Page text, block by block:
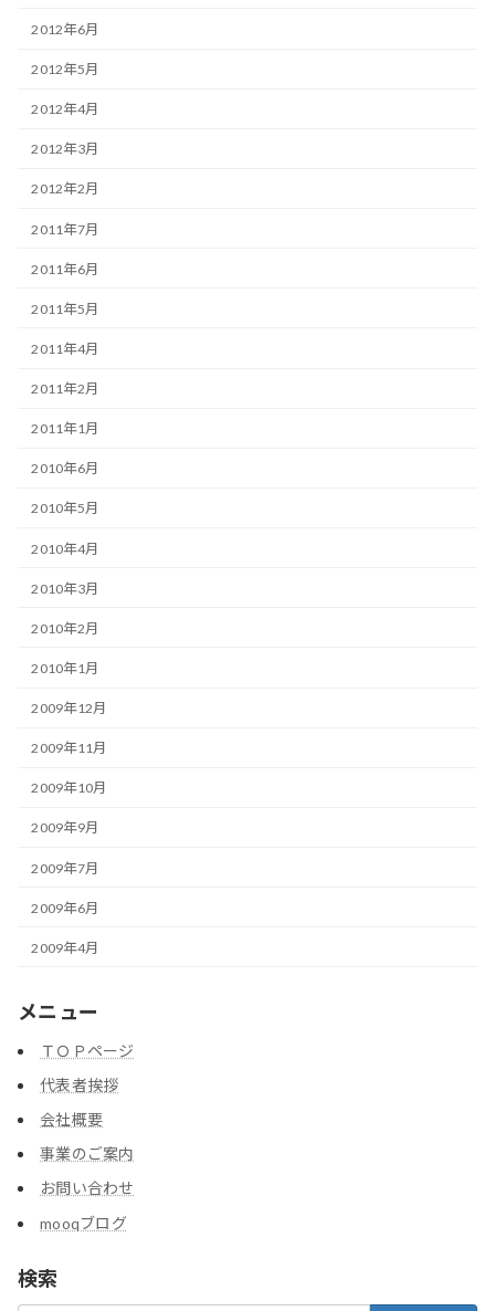
2012年6月
2012年5月
2012年4月
2012年3月
2012年2月
2011年7月
2011年6月
2011年5月
2011年4月
2011年2月
2011年1月
2010年6月
2010年5月
2010年4月
2010年3月
2010年2月
2010年1月
2009年12月
2009年11月
2009年10月
2009年9月
2009年7月
2009年6月
2009年4月
メニュー
ＴＯＰページ
代表者挨拶
会社概要
事業のご案内
お問い合わせ
mooqブログ
検索